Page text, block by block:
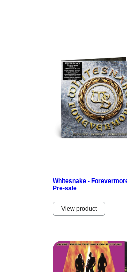
Whitesnake -
Pre-sale
View product